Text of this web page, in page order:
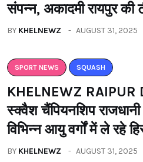
संपन्न, अकादमी रायपुर की
BY KHELNEWZ AUGUST 31, 2025
SPORT NEWS SQUASH
KHELNEWZ RAIPUR
स्क्वैश चैंपियनशिप
विभिन्न आयु वर्गों में ले रहे
BY KHELNEWZ AUGUST 31, 2025